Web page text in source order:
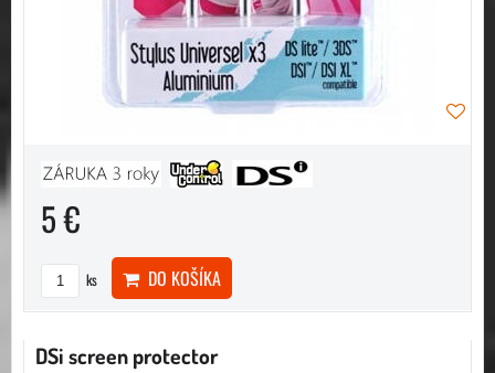
5 €
ks DO KOŠÍKA
DSi screen protector